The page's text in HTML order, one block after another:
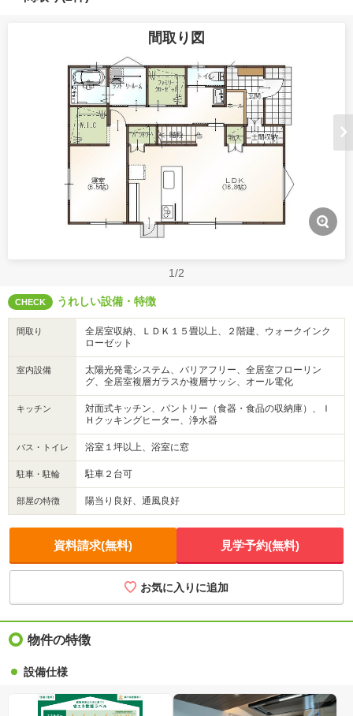
間取り図
1/2
CHECK うれしい設備・特徴
間取り
全居室収納、ＬＤＫ１５畳以上、２階建、ウォークインク
ローゼット
室内設備
太陽光発電システム、バリアフリー、全居室フローリン
グ、全居室複層ガラスか複層サッシ、オール電化
キッチン
対面式キッチン、パントリー（食器・食品の収納庫）、Ｉ
Ｈクッキングヒーター、浄水器
バス・トイレ 浴室１坪以上、浴室に窓
駐車・駐輪 駐車２台可
部屋の特徴 陽当り良好、通風良好
資料請求(無料) 見学予約(無料)
お気に入りに追加
物件の特徴
設備仕様